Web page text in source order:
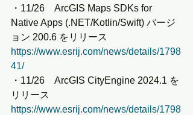
・11/26　ArcGIS Maps SDKs for
Native Apps (.NET/Kotlin/Swift) バージ
ョン 200.6 をリリース
https://www.esrij.com/news/details/1798
41/
・11/26　ArcGIS CityEngine 2024.1 を
リリース
https://www.esrij.com/news/details/1798